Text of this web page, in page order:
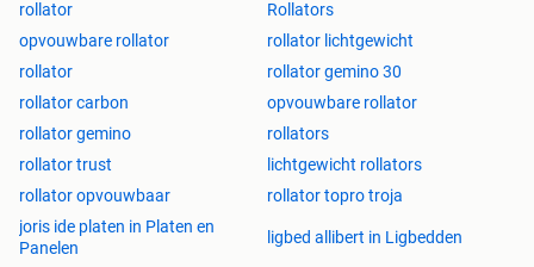
rollator
Rollators
opvouwbare rollator
rollator lichtgewicht
rollator
rollator gemino 30
rollator carbon
opvouwbare rollator
rollator gemino
rollators
rollator trust
lichtgewicht rollators
rollator opvouwbaar
rollator topro troja
joris ide platen in Platen en
Panelen
ligbed allibert in Ligbedden